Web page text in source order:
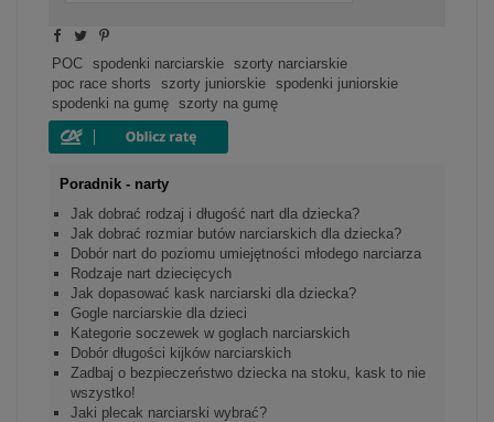
POC spodenki narciarskie
szorty narciarskie
poc race shorts
szorty juniorskie
spodenki juniorskie
spodenki na gumę
szorty na gumę
Poradnik - narty
Jak dobrać rodzaj i długość nart dla dziecka?
Jak dobrać rozmiar butów narciarskich dla dziecka?
Dobór nart do poziomu umiejętności młodego narciarza
Rodzaje nart dziecięcych
Jak dopasować kask narciarski dla dziecka?
Gogle narciarskie dla dzieci
Kategorie soczewek w goglach narciarskich
Dobór długości kijków narciarskich
Zadbaj o bezpieczeństwo dziecka na stoku, kask to nie
wszystko!
Jaki plecak narciarski wybrać?